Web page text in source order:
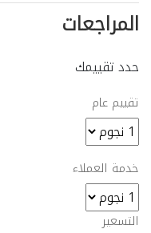
المراجعات
حدد تقييمك
تقييم عام
خدمة العملاء
التسعير